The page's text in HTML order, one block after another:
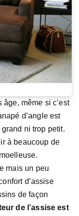
même si c’est
d’angle est
ni trop petit.
à beaucoup de
mais un peu
d’assise
de façon
de l’assise est